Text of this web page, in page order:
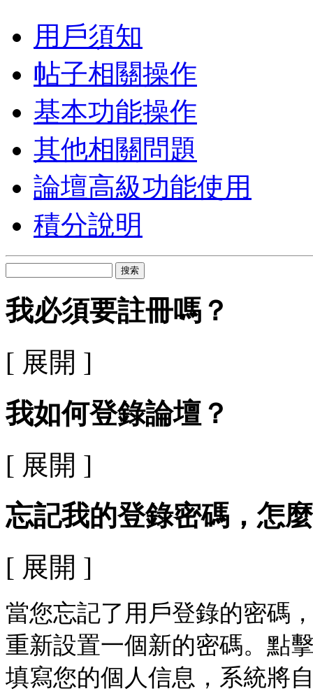
用戶須知
帖子相關操作
基本功能操作
其他相關問題
論壇高級功能使用
積分說明
搜索
我必須要註冊嗎？
[ 展開 ]
我如何登錄論壇？
[ 展開 ]
忘記我的登錄密碼，怎
[ 展開 ]
當您忘記了用戶登錄的密碼
重新設置一個新的密碼。點
填寫您的個人信息，系統將